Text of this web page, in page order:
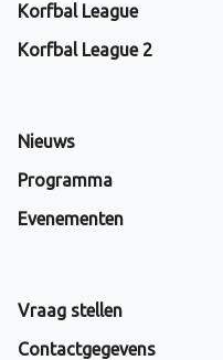
Korfbal League
Korfbal League 2
Nieuws
Programma
Evenementen
Vraag stellen
Contactgegevens